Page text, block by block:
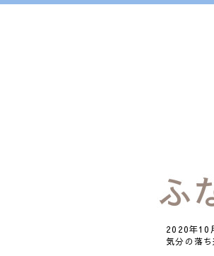
2020年10
気分の落ち